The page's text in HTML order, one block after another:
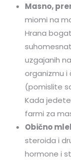
Masno,
miomi na
Hrana
uzgajanih
organizmu i
(pomislite
Kada
farmi za
Obično
steroida i
hormone i